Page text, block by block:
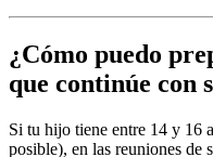
¿Cómo puedo
que continúe con
Si tu hijo tiene entre 14 y 16
posible), en las reuniones de